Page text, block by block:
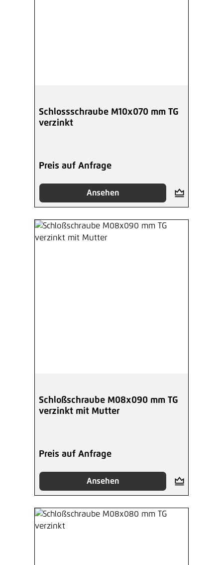
Schlossschraube M10x070 mm TG
verzinkt
Preis auf Anfrage
Ansehen
Schloßschraube M08x090 mm TG
verzinkt mit Mutter
Preis auf Anfrage
Ansehen